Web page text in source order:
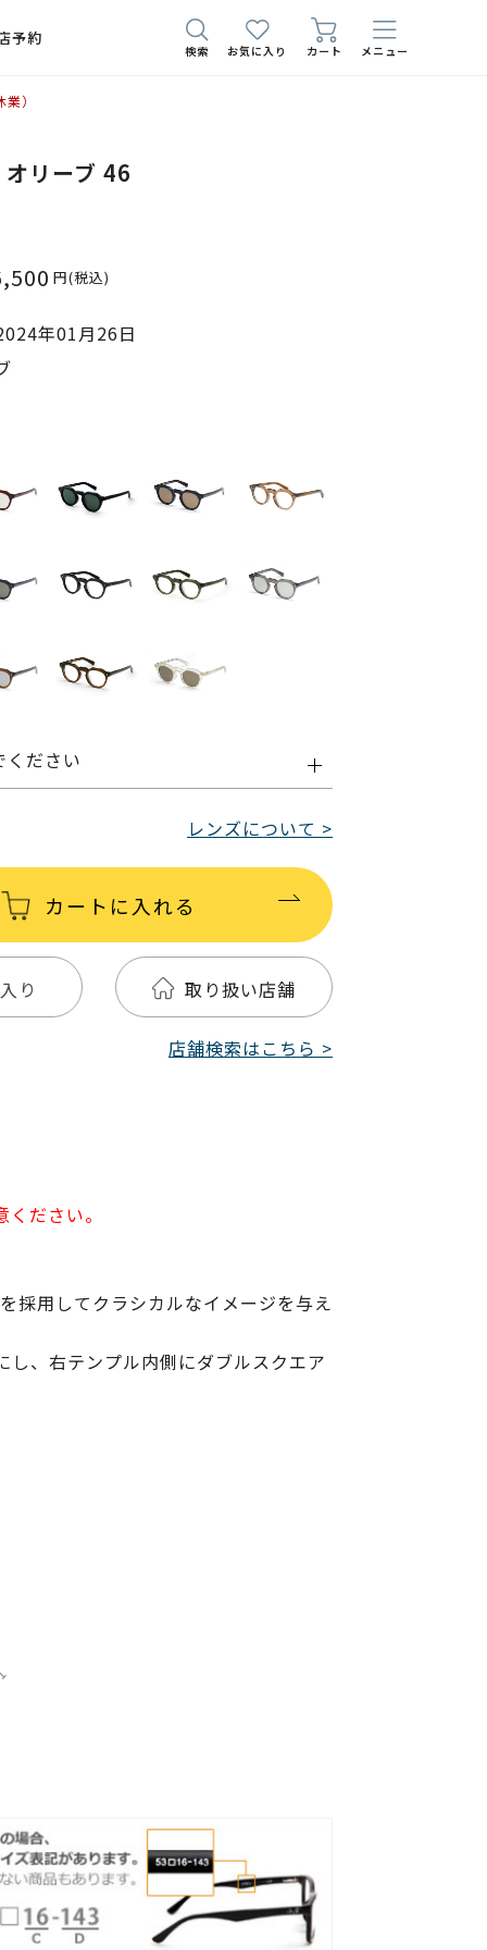
予約
検索 お気に入り カート メニュー
）
リーブ 46
円(税込)
年01月26日
ください
レンズについて >
カートに入れる
り 取り扱い店舗
店舗検索はこちら >
ださい。
採用してクラシカルなイメージを与え
、右テンプル内側にダブルスクエア